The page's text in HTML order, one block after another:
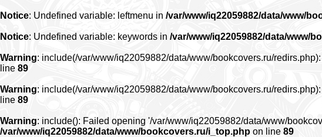
Notice: Undefined variable: leftmenu in /var/www/iq22059882/data/www/
Notice: Undefined variable: keywords in /var/www/iq22059882/data/www/
Warning: include(/var/www/iq22059882/data/www/bookcovers.ru/
line 89
Warning: include(/var/www/iq22059882/data/www/bookcovers.ru/
line 89
Warning: include(): Failed opening '/var/www/iq22059882/data/www/
/var/www/iq22059882/data/www/bookcovers.ru/i_top.php on line 89